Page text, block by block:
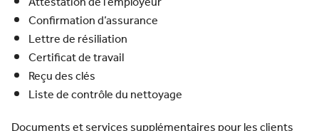
Confirmation d’assurance
Lettre de résiliation
Certificat de travail
Reçu des clés
Liste de contrôle du nettoyage